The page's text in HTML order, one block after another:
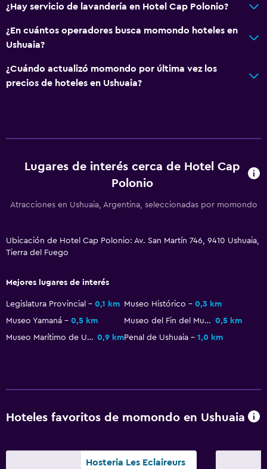
Vista a la ciudad
Espacio de almacenamiento
Ducha
Baño privado
Sistema de entretenimiento
Sala de estar/TV compartida
Canales de pago
TV
Accesibilidad y adecuación
Para no fumadores
Almohada sin plumas
¿Hay servicio de lavandería en Hotel Cap Polonio?
¿En cuántos operadores busca momondo hoteles en
Ushuaia?
¿Cuándo actualizó momondo por última vez los
precios de hoteles en Ushuaia?
Lugares de interés cerca de Hotel Cap
Polonio
Atracciones en Ushuaia, Argentina, seleccionadas por momondo
Ubicación de Hotel Cap Polonio: Av. San Martín 746, 9410 Ushuaia,
Tierra del Fuego
Mejores lugares de interés
Legislatura Provincial 0,1 km Museo Histórico
0,3 km
Museo Yamaná
0,5 km Museo del Fin del Mundo 0,5 km
Museo Marítimo de Ushuaia 0,9 kmPenal de Ushuaia 1,0 km
Hoteles favoritos de momondo en Ushuaia
Hosteria Les Eclaireurs